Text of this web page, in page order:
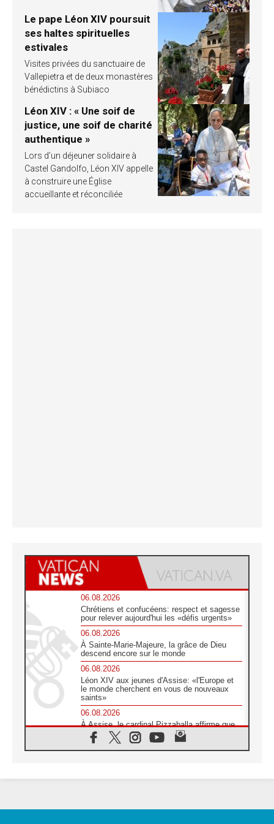
Le pape Léon XIV poursuit
ses haltes spirituelles
estivales
Visites privées du sanctuaire de
Vallepietra et de deux monastères
bénédictins à Subiaco
Léon XIV : « Une soif de
justice, une soif de charité
authentique »
Lors d’un déjeuner solidaire à
Castel Gandolfo, Léon XIV appelle
à construire une Église
accueillante et réconciliée
06.08.2026
Chrétiens et confucéens: respect et sagesse
pour relever aujourd'hui les «défis urgents»
06.08.2026
À Sainte-Marie-Majeure, la grâce de Dieu
descend encore sur le monde
06.08.2026
Léon XIV aux jeunes d'Assise: «l'Europe et
le monde cherchent en vous de nouveaux
saints»
06.08.2026
À Assise, le cardinal Pizzaballa affirme que
«les chrétiens veulent la paix»
06.08.2026